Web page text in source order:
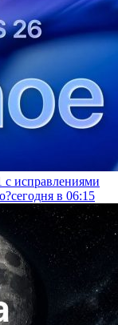
с исправлениями
сегодня в 06:15